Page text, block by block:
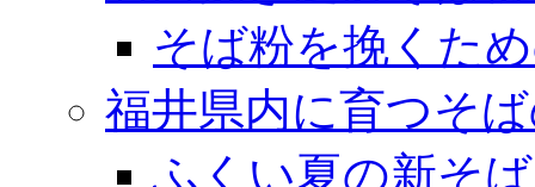
そば粉を挽くた
福井県内に育つそ
ふくい夏の新そ